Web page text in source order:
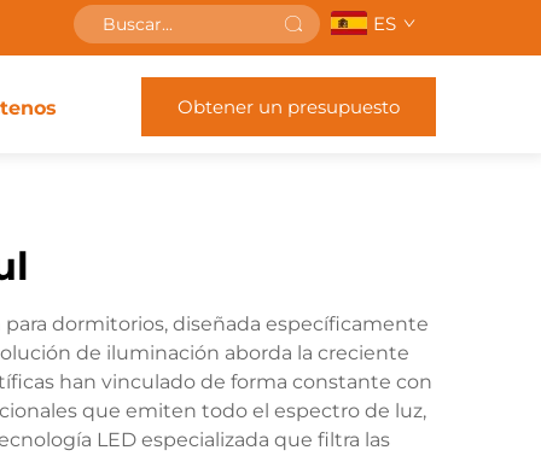
ES
Obtener un presupuesto
dormitorios, diseñada específicamente
de iluminación aborda la creciente
han vinculado de forma constante con
que emiten todo el espectro de luz,
LED especializada que filtra las